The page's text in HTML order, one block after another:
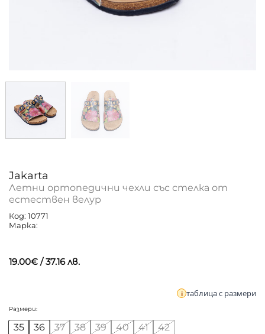
Jakarta
Летни ортопедични чехли със стелка от
естествен велур
Код: 10771
Марка:
19.00€ / 37.16 лв.
таблица с размери
Размери:
35 36 37 38 39 40 41 42